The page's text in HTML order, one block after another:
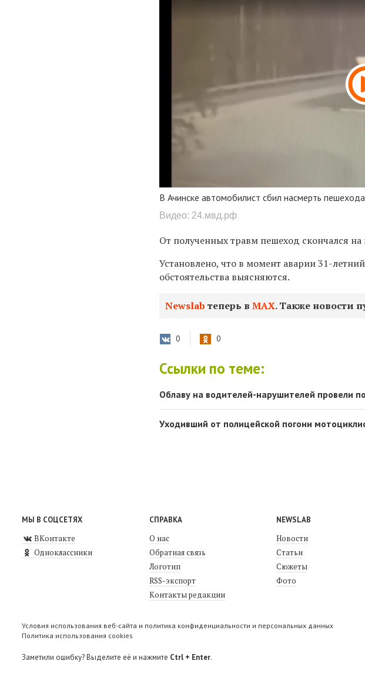
В Ачинске автомобилист сбил насмерть пешехода
Видео: 24.мвд.рф
От полученных травм пешеход скончался
Установлено, что в момент аварии 31-
обстоятельства выясняются.
Newslab теперь вМАХ. Также новости
0 0
Ссылки по теме:
Облаву на водителей-нарушителей провели
Уходивший от полицейской погони
МЫ В СОЦСЕТЯХ
ВКонтакте
Одноклассники
СПРАВКА
О нас
Обратная связь
Логотип
RSS-экспорт
Контакты редакции
NEWSLAB
Новости
Статьи
Сюжеты
Фото
Условия использования веб-сайта и политика конфиденциальности и персональных данных
Политика использования cookies
Заметили ошибку? Выделите её и нажмите Ctrl + Enter.